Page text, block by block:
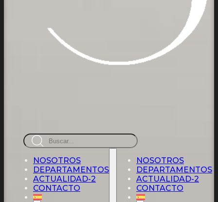
Busca
en
NOSOTROS
DEPARTAMENTOS
ACTUALIDAD-2
CONTACTO
NOSOTROS
DEPARTAMENTOS
ACTUALIDAD-2
CONTACTO